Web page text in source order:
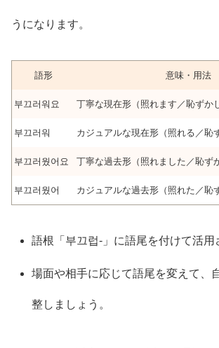
うになります。
語形 意味・用法
부끄러워요 丁寧な現在形（照れます／恥ずか
부끄러워 カジュアルな現在形（照れる／恥
부끄러웠어요 丁寧な過去形（照れました／恥ず
부끄러웠어 カジュアルな過去形（照れた／恥
語根「부끄럽‑」に語尾を付けて活用
場面や相手に応じて語尾を変えて、
整しましょう。